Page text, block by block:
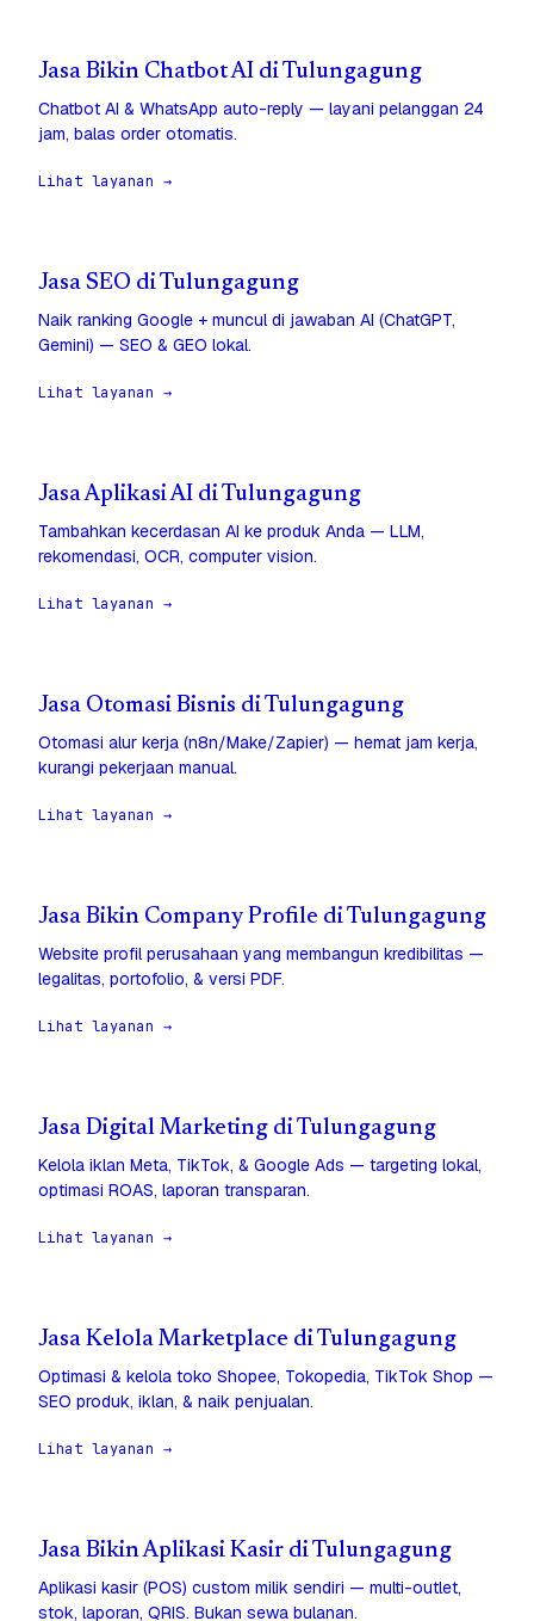
Jasa Bikin Chatbot AI di Tulungagung
Chatbot AI & WhatsApp auto-reply — layani pelanggan 24
jam, balas order otomatis.
Lihat layanan →
Jasa SEO di Tulungagung
Naik ranking Google + muncul di jawaban AI (ChatGPT,
Gemini) — SEO & GEO lokal.
Lihat layanan →
Jasa Aplikasi AI di Tulungagung
Tambahkan kecerdasan AI ke produk Anda — LLM,
rekomendasi, OCR, computer vision.
Lihat layanan →
Jasa Otomasi Bisnis di Tulungagung
Otomasi alur kerja (n8n/Make/Zapier) — hemat jam kerja,
kurangi pekerjaan manual.
Lihat layanan →
Jasa Bikin Company Profile di Tulungagung
Website profil perusahaan yang membangun kredibilitas —
legalitas, portofolio, & versi PDF.
Lihat layanan →
Jasa Digital Marketing di Tulungagung
Kelola iklan Meta, TikTok, & Google Ads — targeting lokal,
optimasi ROAS, laporan transparan.
Lihat layanan →
Jasa Kelola Marketplace di Tulungagung
Optimasi & kelola toko Shopee, Tokopedia, TikTok Shop —
SEO produk, iklan, & naik penjualan.
Lihat layanan →
Jasa Bikin Aplikasi Kasir di Tulungagung
Aplikasi kasir (POS) custom milik sendiri — multi-outlet,
stok, laporan, QRIS. Bukan sewa bulanan.